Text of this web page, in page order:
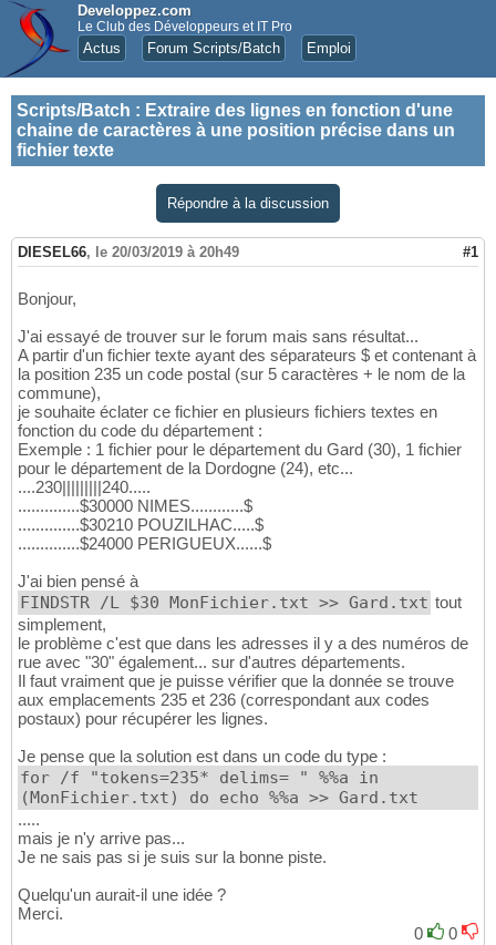
Developpez.com
Le Club des Développeurs et IT Pro
Actus Forum Scripts/Batch Emploi
Scripts/Batch : Extraire des lignes en fonction d'une
chaine de caractères à une position précise dans un
fichier texte
Répondre à la discussion
DIESEL66, le 20/03/2019 à 20h49 #1
Bonjour,
J'ai essayé de trouver sur le forum mais sans résultat...
A partir d'un fichier texte ayant des séparateurs $ et contenant à
la position 235 un code postal (sur 5 caractères + le nom de la
commune),
je souhaite éclater ce fichier en plusieurs fichiers textes en
fonction du code du département :
Exemple : 1 fichier pour le département du Gard (30), 1 fichier
pour le département de la Dordogne (24), etc...
....230|||||||||240.....
..............$30000 NIMES............$
..............$30210 POUZILHAC.....$
..............$24000 PERIGUEUX......$
J'ai bien pensé à
FINDSTR /L $30 MonFichier.txt >> Gard.txt tout
simplement,
le problème c'est que dans les adresses il y a des numéros de
rue avec "30" également... sur d'autres départements.
Il faut vraiment que je puisse vérifier que la donnée se trouve
aux emplacements 235 et 236 (correspondant aux codes
postaux) pour récupérer les lignes.
Je pense que la solution est dans un code du type :
for /f "tokens=235* delims= " %%a in
(MonFichier.txt) do echo %%a >> Gard.txt
.....
mais je n'y arrive pas...
Je ne sais pas si je suis sur la bonne piste.
Quelqu'un aurait-il une idée ?
Merci.
0
0